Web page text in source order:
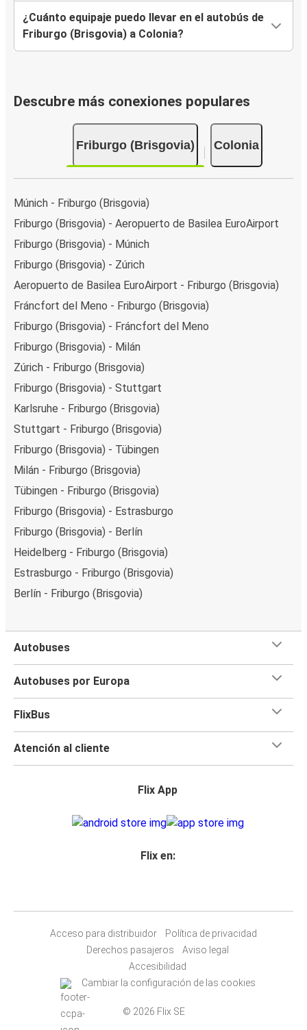
¿Cuánto equipaje puedo llevar en el autobús de
Friburgo (Brisgovia) a Colonia?
Descubre más conexiones populares
Friburgo (Brisgovia) Colonia
Múnich - Friburgo (Brisgovia)
Friburgo (Brisgovia) - Aeropuerto de Basilea EuroAirport
Friburgo (Brisgovia) - Múnich
Friburgo (Brisgovia) - Zúrich
Aeropuerto de Basilea EuroAirport - Friburgo (Brisgovia)
Fráncfort del Meno - Friburgo (Brisgovia)
Friburgo (Brisgovia) - Fráncfort del Meno
Friburgo (Brisgovia) - Milán
Zúrich - Friburgo (Brisgovia)
Friburgo (Brisgovia) - Stuttgart
Karlsruhe - Friburgo (Brisgovia)
Stuttgart - Friburgo (Brisgovia)
Friburgo (Brisgovia) - Tübingen
Milán - Friburgo (Brisgovia)
Tübingen - Friburgo (Brisgovia)
Friburgo (Brisgovia) - Estrasburgo
Friburgo (Brisgovia) - Berlín
Heidelberg - Friburgo (Brisgovia)
Estrasburgo - Friburgo (Brisgovia)
Berlín - Friburgo (Brisgovia)
Autobuses
Autobuses por Europa
FlixBus
Atención al cliente
Flix App
Flix en:
Acceso para distribuidor
Política de privacidad
Derechos pasajeros
Aviso legal
Accesibilidad
Cambiar la configuración de las cookies
© 2026 Flix SE